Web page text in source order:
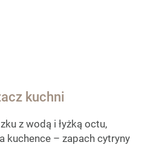
kuchni
z wodą i łyżką octu,
kuchence – zapach cytryny